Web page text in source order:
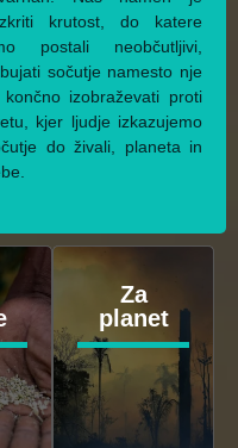
krutost, do katere
postali neobčutljivi,
sočutje namesto nje
končno izobraževati proti
kjer ljudje izkazujemo
do živali, planeta in
Za
planet